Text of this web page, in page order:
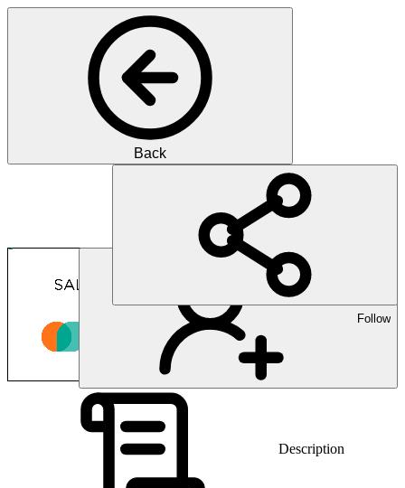
Back
Follow
Über 40 Jahre Erfahrung
Description